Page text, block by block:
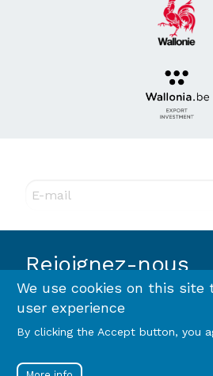
E-mail
Rejoignez-nous
Footer
Terms and conditions
Log in
We use cookies on this site
user experience
By clicking the Accept button, you